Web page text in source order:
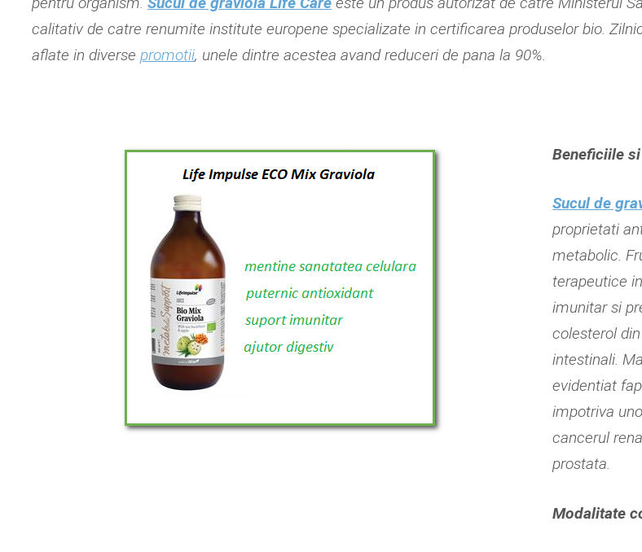
calitativ de catre renumite institute europene specializate in certificarea produselor bio.
aflate in diversepromotii, unele dintre acestea avand reduceri de pana la 90%.
Beneficiile
Sucul de
proprietati
metabolic.
terapeutice
imunitar si
colesterol
intestinali.
evidentiat
impotriva
cancerul
prostata.
Modalitate